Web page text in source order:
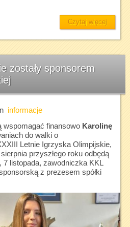
Czytaj więcej
zostały sponsorem
informacje
wspomagać finansowo Karolinę
do walki o
Letnie Igrzyska Olimpijskie,
przyszłego roku odbędą
listopada, zawodniczka KKL
z prezesem spółki